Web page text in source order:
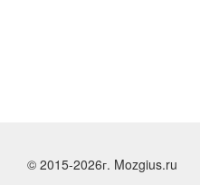
© 2015-2026г. Mozgius.ru